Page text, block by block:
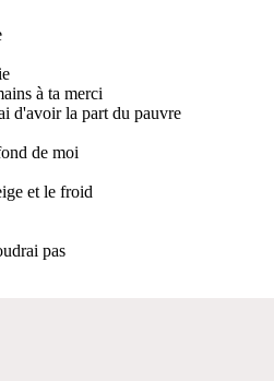
à ta merci
d'avoir la part du pauvre
de moi
et le froid
pas